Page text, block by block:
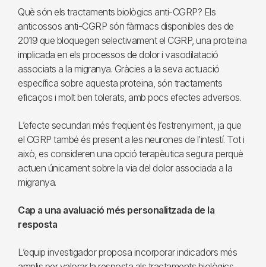
Què són els tractaments biològics anti-CGRP? Els
anticossos anti-CGRP són fàrmacs disponibles des de
2019 que bloquegen selectivament el CGRP, una proteïna
implicada en els processos de dolor i vasodilatació
associats a la migranya. Gràcies a la seva actuació
específica sobre aquesta proteïna, són tractaments
eficaços i molt ben tolerats, amb pocs efectes adversos.
L’efecte secundari més freqüent és l’estrenyiment, ja que
el CGRP també és present a les neurones de l’intestí. Tot i
això, es consideren una opció terapèutica segura perquè
actuen únicament sobre la via del dolor associada a la
migranya.
Cap a una avaluació més personalitzada de la
resposta
L’equip investigador proposa incorporar indicadors més